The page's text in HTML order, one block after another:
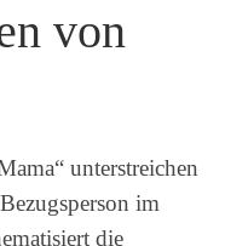
von
unterstreichen
im
die